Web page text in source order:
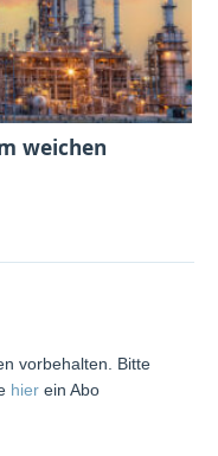
weichen
vorbehalten. Bitte
hier ein Abo